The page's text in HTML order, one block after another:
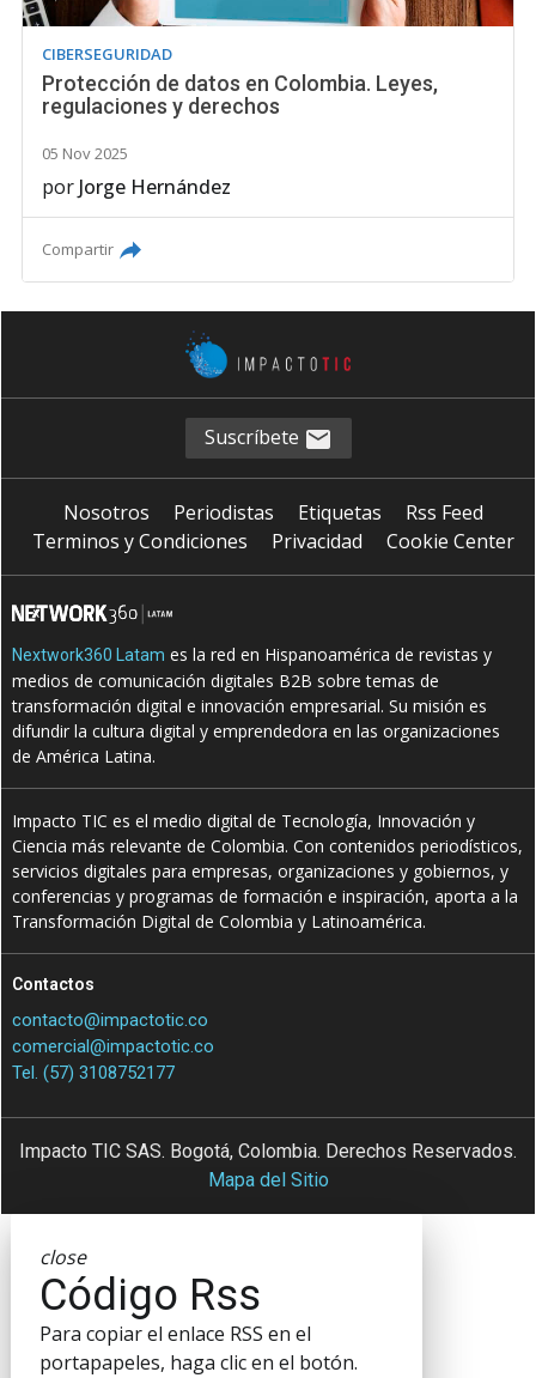
CIBERSEGURIDAD
Protección de datos en Colombia. Leyes,
regulaciones y derechos
05 Nov 2025
por Jorge Hernández
Compartir
Suscríbete
Nosotros Periodistas Etiquetas
Rss Feed
Terminos y Condiciones
Privacidad Cookie Center
Nextwork360 Latam es la red en Hispanoamérica de revistas y
medios de comunicación digitales B2B sobre temas de
transformación digital e innovación empresarial. Su misión es
difundir la cultura digital y emprendedora en las organizaciones
de América Latina.
Impacto TIC es el medio digital de Tecnología, Innovación y
Ciencia más relevante de Colombia. Con contenidos periodísticos,
servicios digitales para empresas, organizaciones y gobiernos, y
conferencias y programas de formación e inspiración, aporta a la
Transformación Digital de Colombia y Latinoamérica.
Contactos
contacto@impactotic.co
comercial@impactotic.co
Tel. (57) 3108752177
Impacto TIC SAS. Bogotá, Colombia. Derechos Reservados.
Mapa del Sitio
close
Código Rss
Para copiar el enlace RSS en el
portapapeles, haga clic en el botón.